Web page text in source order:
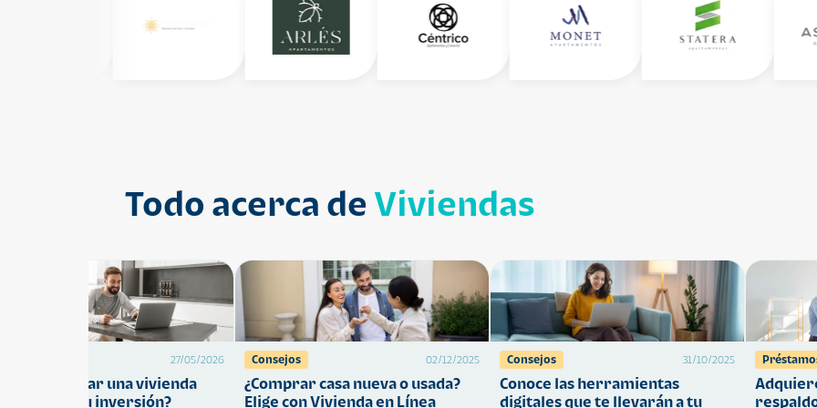
Todo acerca de Viviendas
27/05/2026
comprar una vivienda
proteja tu inversión?
Consejos 02/12/2025
¿Comprar casa nueva o usada?
Elige con Vivienda en Línea
Consejos 31/10/2025
Conoce las herramientas
digitales que te llevarán a tu